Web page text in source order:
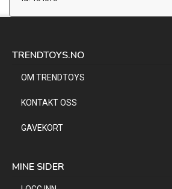
TRENDTOYS.NO
OM TRENDTOYS
KONTAKT OSS
GAVEKORT
MINE SIDER